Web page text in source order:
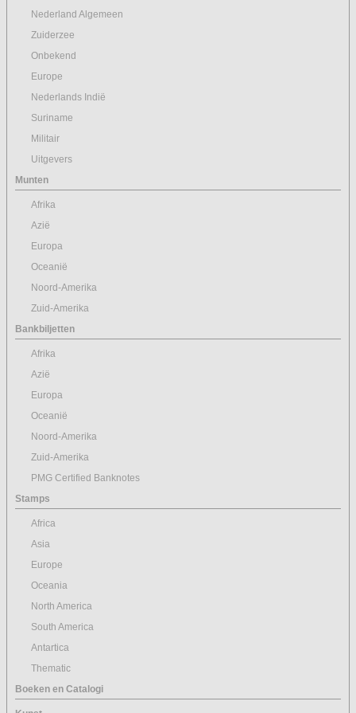
Nederland Algemeen
Zuiderzee
Onbekend
Europe
Nederlands Indië
Suriname
Militair
Uitgevers
Munten
Afrika
Azië
Europa
Oceanië
Noord-Amerika
Zuid-Amerika
Bankbiljetten
Afrika
Azië
Europa
Oceanië
Noord-Amerika
Zuid-Amerika
PMG Certified Banknotes
Stamps
Africa
Asia
Europe
Oceania
North America
South America
Antartica
Thematic
Boeken en Catalogi